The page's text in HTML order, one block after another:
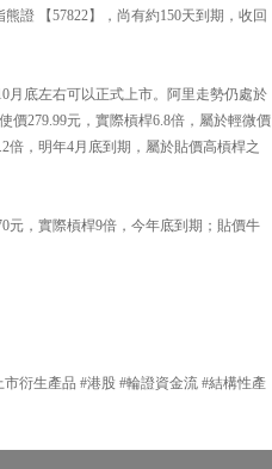
證 【57822】，尚有約150天到期，收回
月底左右可以正式上市。阿里走勢仍處於
價279.99元，實際槓桿6.8倍，屬於輕微價
倍，明年4月底到期，屬於貼價高槓桿之
元，實際槓桿9倍，今年底到期；貼價牛
市衍生產品 #港股 #輪證資金流 #結構性產